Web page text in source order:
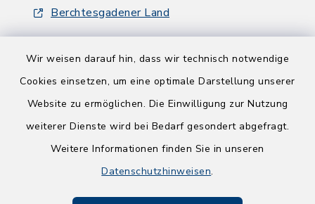
Wir weisen darauf hin, dass wir technisch notwendige
Cookies einsetzen, um eine optimale Darstellung unserer
Website zu ermöglichen. Die Einwilligung zur Nutzung
weiterer Dienste wird bei Bedarf gesondert abgefragt.
Weitere Informationen finden Sie in unseren
Datenschutzhinweisen.
Berchtesgadener Land
Barrierefreiheit